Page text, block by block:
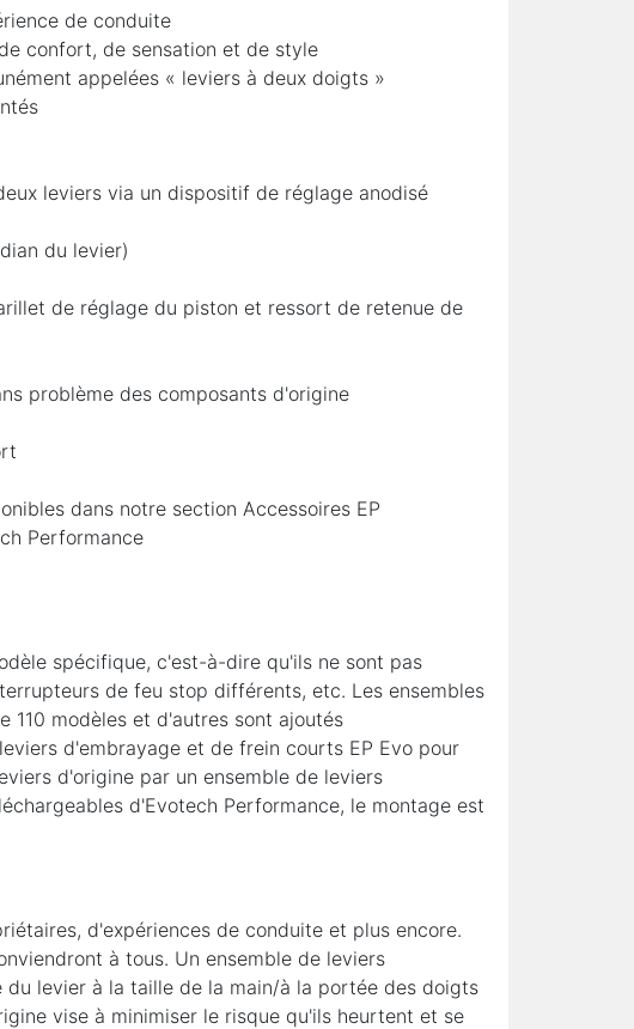
de conduite
confort, de sensation et de style
appelées « leviers à deux doigts »
leviers via un dispositif de réglage anodisé
du levier)
de réglage du piston et ressort de retenue de
problème des composants d'origine
dans notre section Accessoires EP
Performance
spécifique, c'est-à-dire qu'ils ne sont pas
de feu stop différents, etc. Les ensembles
110 modèles et d'autres sont ajoutés
d'embrayage et de frein courts EP Evo pour
d'origine par un ensemble de leviers
d'Evotech Performance, le montage est
d'expériences de conduite et plus encore.
à tous. Un ensemble de leviers
levier à la taille de la main/à la portée des doigts
vise à minimiser le risque qu'ils heurtent et se